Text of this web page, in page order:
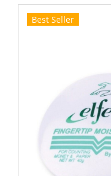
Best Seller